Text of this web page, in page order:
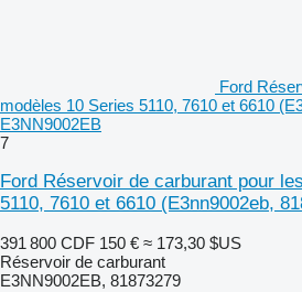
Ford
modèles 10 Series 5110, 7610 et 6610
E3NN9002EB
7
Ford Réservoir de carburant pour
5110, 7610 et 6610 (E3nn9002eb,
391 800 CDF 150 € ≈ 173,30 $US
Réservoir de carburant
E3NN9002EB, 81873279